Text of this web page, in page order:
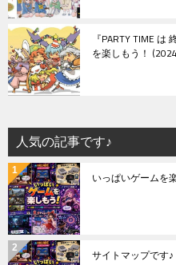
『PARTY TIME
を楽しもう！
人気の記事です♪
いっぱいゲームを
サイトマップです♪